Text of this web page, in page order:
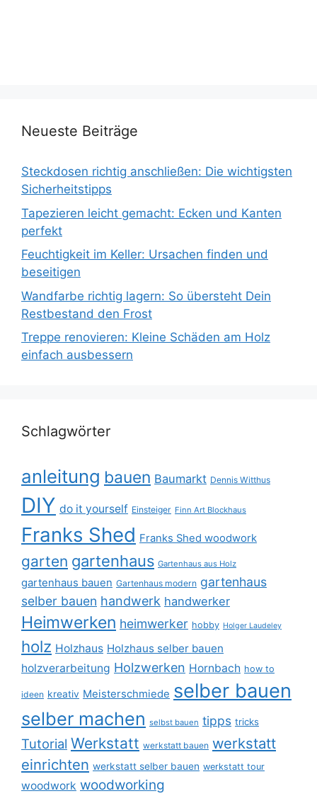
Neueste Beiträge
Steckdosen richtig anschließen: Die wichtigsten
Sicherheitstipps
Tapezieren leicht gemacht: Ecken und Kanten
perfekt
Feuchtigkeit im Keller: Ursachen finden und
beseitigen
Wandfarbe richtig lagern: So übersteht Dein
Restbestand den Frost
Treppe renovieren: Kleine Schäden am Holz
einfach ausbessern
Schlagwörter
anleitung bauen Baumarkt Dennis Witthus
DIY do it yourself Einsteiger Finn Art Blockhaus
Franks Shed Franks Shed woodwork
garten gartenhaus Gartenhaus aus Holz
gartenhaus bauen Gartenhaus modern gartenhaus
selber bauen handwerk handwerker
Heimwerken heimwerker hobby Holger Laudeley
holz Holzhaus Holzhaus selber bauen
holzverarbeitung Holzwerken Hornbach how to
ideen kreativ Meisterschmiede selber bauen
selber machen selbst bauen tipps tricks
Tutorial Werkstatt werkstatt bauen werkstatt
einrichten werkstatt selber bauen werkstatt tour
woodwork woodworking